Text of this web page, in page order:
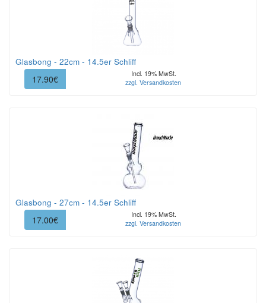
Glasbong - 22cm - 14.5er Schliff
17.90€
Incl. 19% MwSt.
zzgl. Versandkosten
Glasbong - 27cm - 14.5er Schliff
17.00€
Incl. 19% MwSt.
zzgl. Versandkosten